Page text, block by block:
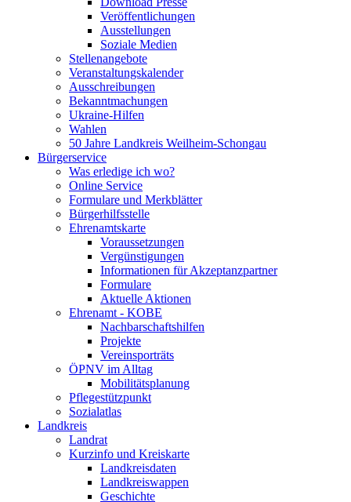
Veröffentlichungen
Ausstellungen
Soziale Medien
Stellenangebote
Veranstaltungskalender
Ausschreibungen
Bekanntmachungen
Ukraine-Hilfen
Wahlen
50 Jahre Landkreis Weilheim-Schongau
Bürgerservice
Was erledige ich wo?
Online Service
Formulare und Merkblätter
Bürgerhilfsstelle
Ehrenamtskarte
Voraussetzungen
Vergünstigungen
Informationen für Akzeptanzpartner
Formulare
Aktuelle Aktionen
Ehrenamt - KOBE
Nachbarschaftshilfen
Projekte
Vereinsporträts
ÖPNV im Alltag
Mobilitätsplanung
Pflegestützpunkt
Sozialatlas
Landkreis
Landrat
Kurzinfo und Kreiskarte
Landkreisdaten
Landkreiswappen
Geschichte